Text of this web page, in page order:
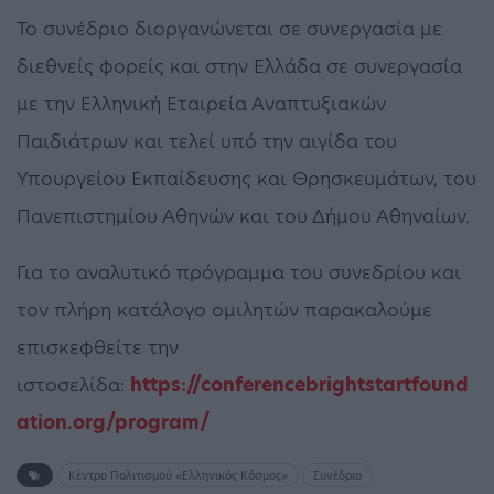
Το συνέδριο διοργανώνεται σε συνεργασία με
διεθνείς φορείς και στην Ελλάδα σε συνεργασία
με την Ελληνική Εταιρεία Αναπτυξιακών
Παιδιάτρων και τελεί υπό την αιγίδα του
Υπουργείου Εκπαίδευσης και Θρησκευμάτων, του
Πανεπιστημίου Αθηνών και του Δήμου Αθηναίων.
Για το αναλυτικό πρόγραμμα του συνεδρίου και
τον πλήρη κατάλογο ομιλητών παρακαλούμε
επισκεφθείτε την
ιστοσελίδα: https://conferencebrightstartfound
ation.org/program/
Κέντρο Πολιτισμού «Ελληνικός Κόσμος» Συνέδριο